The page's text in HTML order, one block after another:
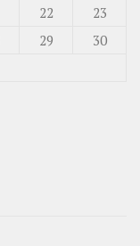
22
23
29
30